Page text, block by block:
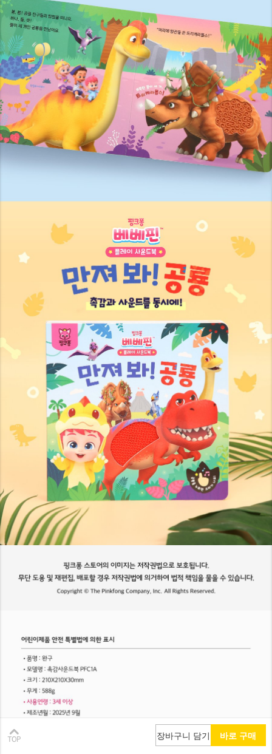
장바구니 담기 바로 구매